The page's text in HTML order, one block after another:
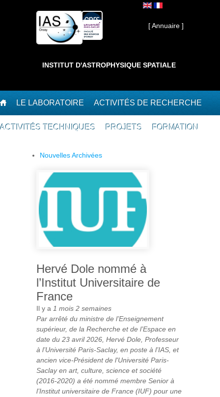
Interne ]
[ Annuaire ]
INSTITUT D'ASTROPHYSIQUE SPATIALE
LE LABORATOIRE ACTIVITÉS DE RECHERCHE
ACTIVITÉS TECHNIQUES PROJETS FORMATION
Nouvelles Archivées
Hervé Dole nommé à
l’Institut Universitaire de
France
Il y a 1 mois 2 semaines
Par arrêté du ministre de l’Enseignement
supérieur, de la Recherche et de l’Espace en
date du 23 avril 2026, Hervé Dole, Professeur
à l’Université Paris-Saclay, en poste à l’IAS, et
ancien vice-Président de l'Université Paris-
Saclay en art, culture, science et société
(2016-2020) a été nommé membre Senior à
l’Institut universitaire de France (IUF) pour une